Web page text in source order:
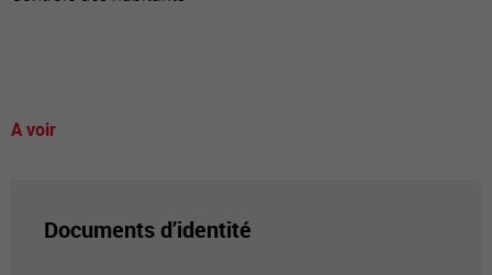
A voir
Documents d’identité